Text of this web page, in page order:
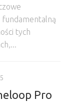
tych
Pro